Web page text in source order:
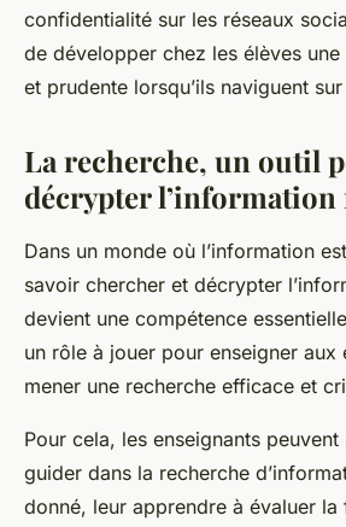
confidentialité sur les réseaux
de développer chez les élèves
et prudente lorsqu’ils naviguent
La recherche, un outil
décrypter
Dans un monde où l’information
savoir chercher et décrypter
devient une compétence
un rôle à jouer pour enseigner aux
mener une recherche efficace et
Pour cela, les enseignants
guider dans la recherche
donné, leur apprendre à évaluer la